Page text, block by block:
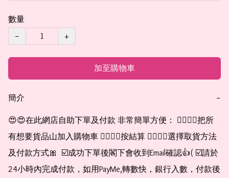
數量
−
+
加至購物車
簡介 −
😍😍在此網店自助下單及付款 非常簡單方便： 👉🏻👉🏻把所
有想要貨品山加入購物車 👉🏻👉🏻按結算 👉🏻👉🏻選擇取貨方法
及付款方式🎀  ☑️成功下單後閣下會收到Email確認👍( ☑️請於
24小時內完成付款，如用PayMe,轉數快，銀行入數，付款後